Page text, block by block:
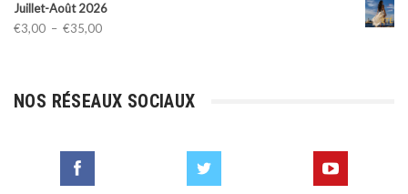
Juillet-Août 2026
€3,00 – €35,00Plage
à
NOS RÉSEAUX SOCIAUX